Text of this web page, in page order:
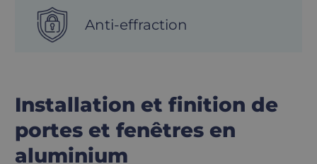
Anti-effraction
Installation et finition de
portes et fenêtres en
aluminium